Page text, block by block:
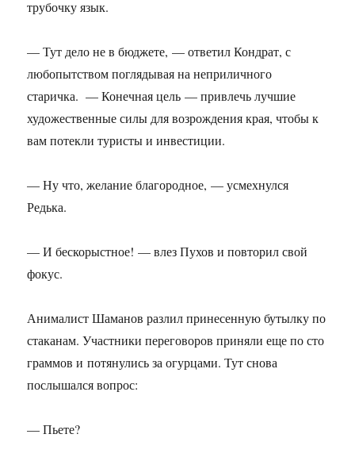
трубочку язык.
— Тут дело не в бюджете, — ответил Кондрат, с
любопытством поглядывая на неприличного
старичка. — Конечная цель — привлечь лучшие
художественные силы для возрождения края, чтобы к
вам потекли туристы и инвестиции.
— Ну что, желание благородное, — усмехнулся
Редька.
— И бескорыстное! — влез Пухов и повторил свой
фокус.
Анималист Шаманов разлил принесенную бутылку по
стаканам. Участники переговоров приняли еще по сто
граммов и потянулись за огурцами. Тут снова
послышался вопрос:
— Пьете?